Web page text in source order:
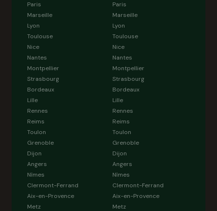
Paris
Marseille
Lyon
Toulouse
Nice
Nantes
Montpellier
Strasbourg
Bordeaux
Lille
Rennes
Reims
Toulon
Grenoble
Dijon
Angers
Nîmes
Clermont-Ferrand
Aix-en-Provence
Metz
Paris
Marseille
Lyon
Toulouse
Nice
Nantes
Montpellier
Strasbourg
Bordeaux
Lille
Rennes
Reims
Toulon
Grenoble
Dijon
Angers
Nîmes
Clermont-Ferrand
Aix-en-Provence
Metz